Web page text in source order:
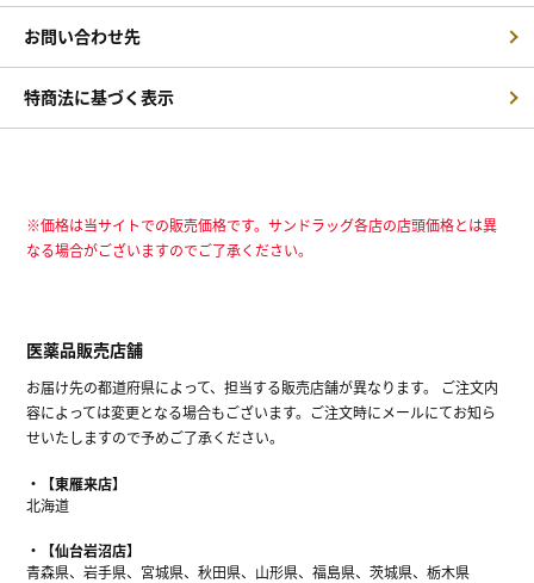
お問い合わせ先
特商法に基づく表示
※価格は当サイトでの販売価格です。サンドラッグ各店の店頭価格とは異
なる場合がございますのでご了承ください。
医薬品販売店舗
お届け先の都道府県によって、担当する販売店舗が異なります。 ご注文内
容によっては変更となる場合もございます。ご注文時にメールにてお知ら
せいたしますので予めご了承ください。
【東雁来店】
北海道
【仙台岩沼店】
青森県、岩手県、宮城県、秋田県、山形県、福島県、茨城県、栃木県